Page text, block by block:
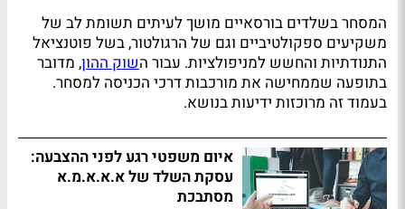
המסחר בשלדים בורסאיים מושך לעיתים תשומת לב של
משקיעים ספקולטיביים וגם של הרגולטור, בשל פוטנציאל
התנודתיות והחשש למניפולציות. עבור השוק ההון, מדובר
בתופעה שממחישה את מורכבות דרכי הכניסה למסחר.
בעמוד זה מרוכזות ידיעות בנושא.
איום משפטי רגע לפני ההצבעה:
עסקת השלד של א.א.א.מ.א
מסתבכת